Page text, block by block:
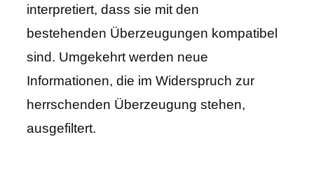
interpretiert, dass sie mit den
bestehenden Überzeugungen kompatibel
sind. Umgekehrt werden neue
Informationen, die im Widerspruch zur
herrschenden Überzeugung stehen,
ausgefiltert.